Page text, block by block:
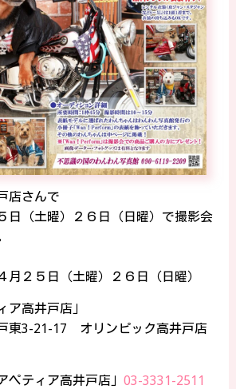
店さんで
日（土曜）２６日（日曜）で撮影会
２５日（土曜）２６日（日曜）
高井戸店」
東3-21-17 オリンピック高井戸店
ティア高井戸店」 03-3331-2511